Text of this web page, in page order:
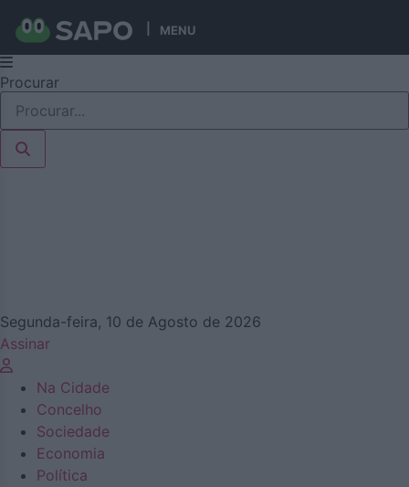
MENU
Pular
para
conteúdo
Procurar
Segunda-feira, 10 de Agosto de 2026
Assinar
Na Cidade
Concelho
Sociedade
Economia
Política